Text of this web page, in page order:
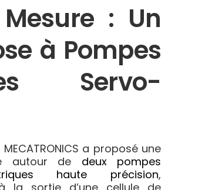
: Un
à Pompes
Servo-
a proposé une
autour de deux pompes
haute précision,